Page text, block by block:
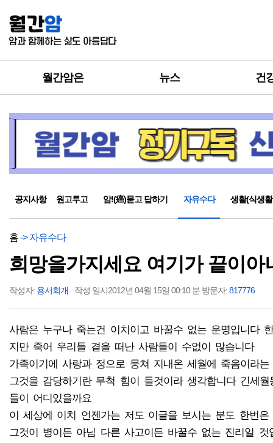
월간암은 뉴스 건
공지사항 원고투고 암!(癌)묻고 답하기 자유수다 생활(식생
홈-> 자유수다
희망을가지세요 여기가 끝이아
작성자: 용서회개 작성 일시2012년 04월 15일 00:10 분 방문자:817776
사람은 누구나 죽는건 이치이고 바꿀수 없는 운명입니다
지만 죽어 우리들 곁을 떠난 사람들이 수없이 많습니다
가족이기에 사랑과 정으로 뭉쳐 지내온 세월에 죽음이라
그것을 감당하기란 무척 힘이 들것이라 생각합니다 긴세
들이 어디있을까요
이 세상에 이치 언젠가는 저도 이글을 보시는 분도 한번
그것이 병이든 아님 다른 사고이든 바꿀수 없는 진리일 것